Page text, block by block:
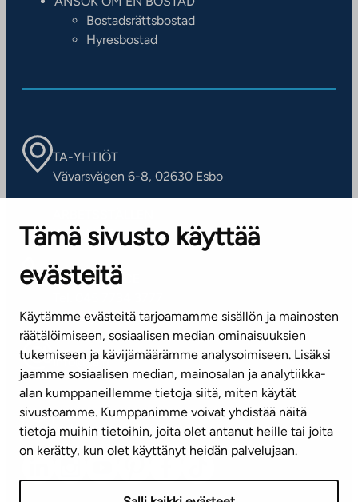
Tämä sivusto käyttää
evästeitä
Käytämme evästeitä tarjoamamme sisällön ja mainosten
räätälöimiseen, sosiaalisen median ominaisuuksien
tukemiseen ja kävijämäärämme analysoimiseen. Lisäksi
jaamme sosiaalisen median, mainosalan ja analytiikka-
alan kumppaneillemme tietoja siitä, miten käytät
sivustoamme. Kumppanimme voivat yhdistää näitä
tietoja muihin tietoihin, joita olet antanut heille tai joita
on kerätty, kun olet käyttänyt heidän palvelujaan.
Bostadsrättsbostad
Hyresbostad
TA-YHTIÖT
Vävarsvägen 6-8, 02630 Esbo
Kontaktinformation
KUNDSERVICE
(vardagar kl. 8–16)
info@ta.fi
Nyhetsbrev (på finska)